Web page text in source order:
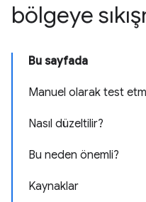
bölgeye
Bu sayfada
Manuel olarak test
Nasıl düzeltilir?
Bu neden önemli?
Kaynaklar